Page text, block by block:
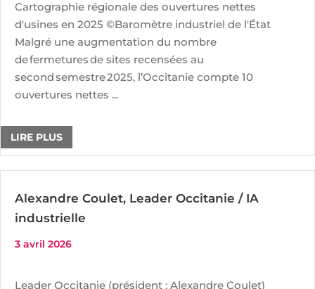
Cartographie régionale des ouvertures nettes
d'usines en 2025 ©Baromètre industriel de l'État
Malgré une augmentation du nombre
de fermetures de sites recensées au
second semestre 2025, l’Occitanie compte 10
ouvertures nettes ...
LIRE PLUS
Alexandre Coulet, Leader Occitanie / IA
industrielle
3 avril 2026
Leader Occitanie (président : Alexandre Coulet)